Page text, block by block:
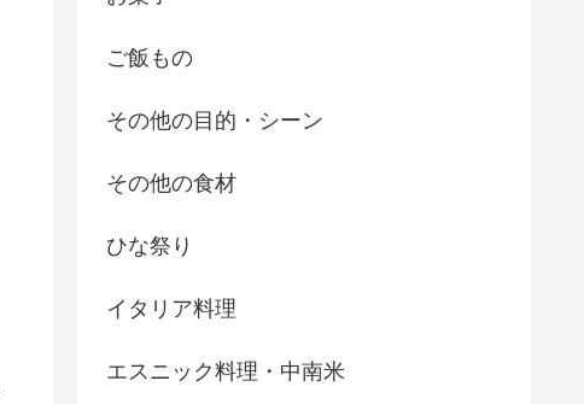
ご飯もの
その他の目的・シーン
その他の食材
ひな祭り
イタリア料理
エスニック料理・中南米